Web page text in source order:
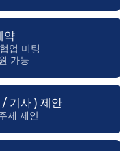
약
업 미팅
가능
기사 ) 제안
제 제안